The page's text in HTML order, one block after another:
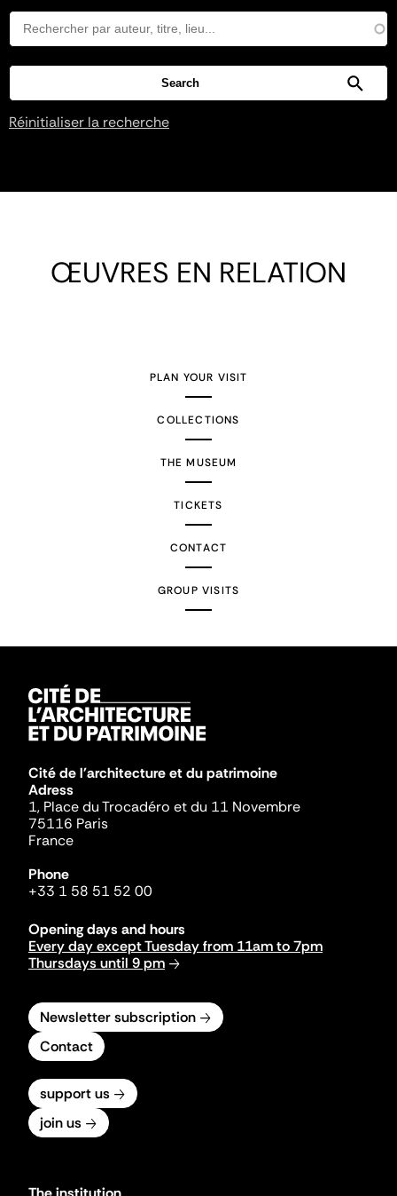
Réinitialiser la recherche
ŒUVRES EN RELATION
PLAN YOUR VISIT
COLLECTIONS
THE MUSEUM
TICKETS
CONTACT
GROUP VISITS
Cité de l'architecture et du patrimoine
Adress
1, Place du Trocadéro et du 11 Novembre
75116 Paris
France
Phone
+33 1 58 51 52 00
Opening days and hours
Every day except Tuesday from 11am to 7pm
Thursdays until 9 pm
Newsletter subscription
Contact
support us
join us